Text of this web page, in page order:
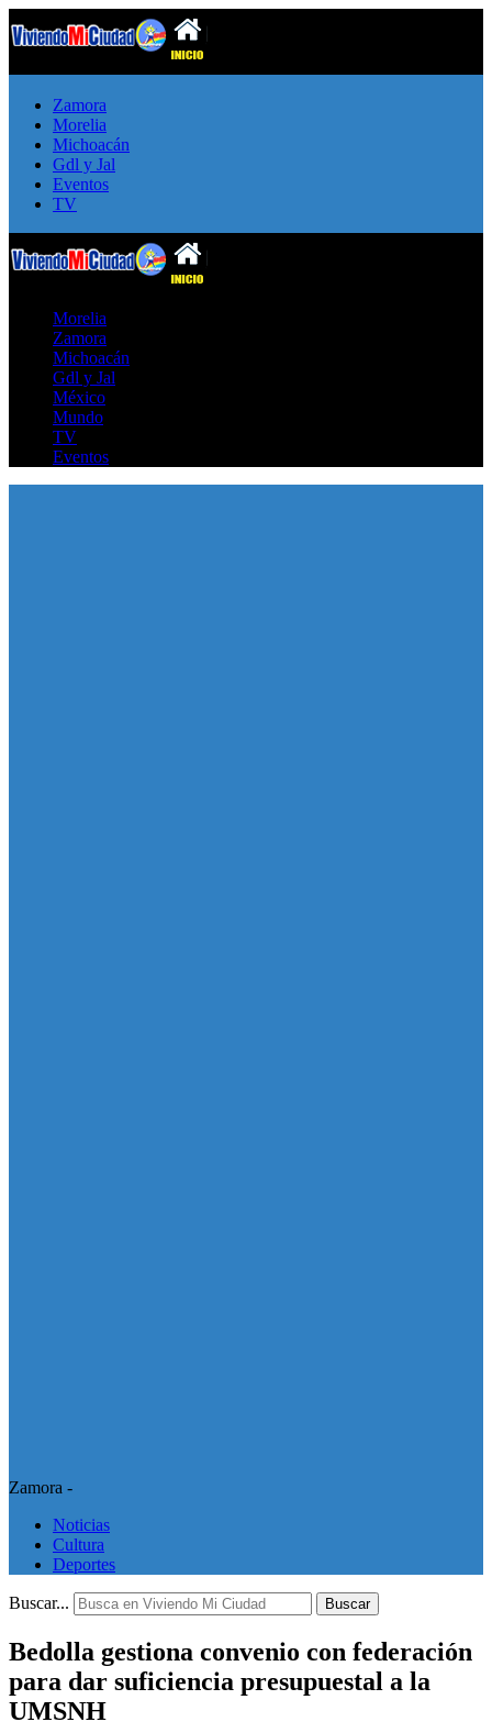
Zamora
Morelia
Michoacán
Gdl y Jal
Eventos
TV
Morelia
Zamora
Michoacán
Gdl y Jal
México
Mundo
TV
Eventos
Zamora -
Noticias
Cultura
Deportes
Buscar... Buscar
Bedolla gestiona convenio con federación
para dar suficiencia presupuestal a la
UMSNH